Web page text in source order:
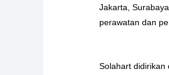
Jakarta,
perawatan dan
Solahart didirikan